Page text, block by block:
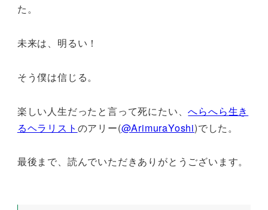
た。
未来は、明るい！
そう僕は信じる。
楽しい人生だったと言って死にたい、へらへら生き
るヘラリスト のアリー(@ArimuraYoshi)でした。
最後まで、読んでいただきありがとうございます。